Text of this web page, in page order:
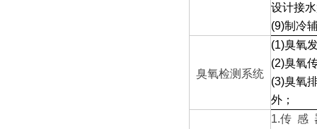
设计接
(9)制冷
臭氧检测系统
(1)臭氧
(2)臭氧
(3)臭氧
外；
1.传 感